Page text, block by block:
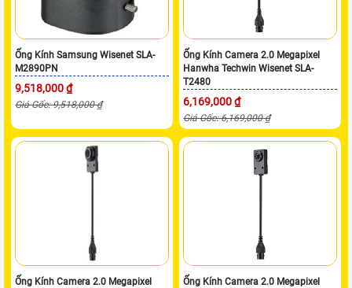
Ống Kính Samsung Wisenet SLA-
M2890PN
9,518,000 ₫
Giá Gốc: 9,518,000 ₫
Ống Kính Camera 2.0 Megapixel
Hanwha Techwin Wisenet SLA-
T2480
6,169,000 ₫
Giá Gốc: 6,169,000 ₫
Ống Kính Camera 2.0 Megapixel
Ống Kính Camera 2.0 Megapixel